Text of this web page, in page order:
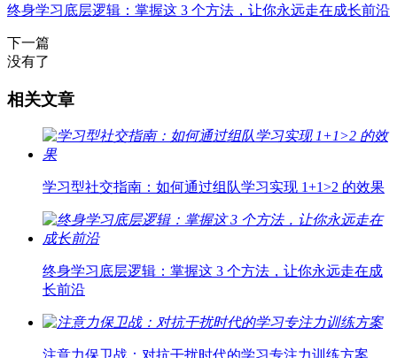
终身学习底层逻辑：掌握这 3 个方法，让你永远走在成长前沿
下一篇
没有了
相关文章
学习型社交指南：如何通过组队学习实现 1+1>2 的效果
终身学习底层逻辑：掌握这 3 个方法，让你永远走在成
长前沿